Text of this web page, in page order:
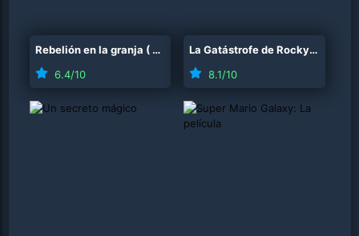
Rebelión en la granja ( 2026
6.4/10
La Gatástrofe de Rocky
(
8.1/10